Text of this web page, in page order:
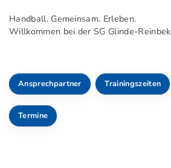
Handball. Gemeinsam. Erleben.
Willkommen bei der SG Glinde-Reinbek
Ansprechpartner Trainingszeiten
Termine